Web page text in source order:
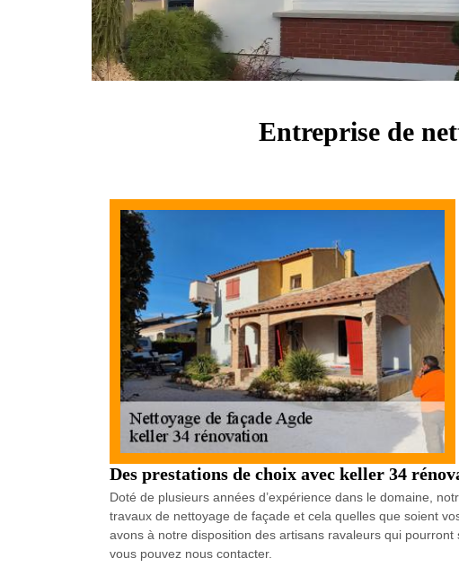
Entreprise de
Des prestations de choix avec keller 34
Doté de plusieurs années d’expérience dans le domaine,
travaux de nettoyage de façade et cela quelles que soient
avons à notre disposition des artisans ravaleurs qui
vous pouvez nous contacter.